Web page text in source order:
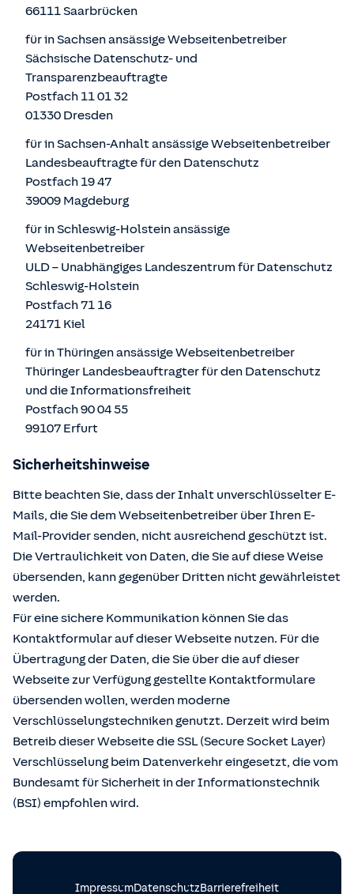
66111 Saarbrücken
für in Sachsen ansässige Webseitenbetreiber
Sächsische Datenschutz- und
Transparenzbeauftragte
Postfach 11 01 32
01330 Dresden
für in Sachsen-Anhalt ansässige Webseitenbetreiber
Landesbeauftragte für den Datenschutz
Postfach 19 47
39009 Magdeburg
für in Schleswig-Holstein ansässige
Webseitenbetreiber
ULD – Unabhängiges Landeszentrum für Datenschutz
Schleswig-Holstein
Postfach 71 16
24171 Kiel
für in Thüringen ansässige Webseitenbetreiber
Thüringer Landesbeauftragter für den Datenschutz
und die Informationsfreiheit
Postfach 90 04 55
99107 Erfurt
Sicherheitshinweise
Bitte beachten Sie, dass der Inhalt unverschlüsselter E-
Mails, die Sie dem Webseitenbetreiber über Ihren E-
Mail-Provider senden, nicht ausreichend geschützt ist.
Die Vertraulichkeit von Daten, die Sie auf diese Weise
übersenden, kann gegenüber Dritten nicht gewährleistet
werden.
Für eine sichere Kommunikation können Sie das
Kontaktformular auf dieser Webseite nutzen. Für die
Übertragung der Daten, die Sie über die auf dieser
Webseite zur Verfügung gestellte Kontaktformulare
übersenden wollen, werden moderne
Verschlüsselungstechniken genutzt. Derzeit wird beim
Betreib dieser Webseite die SSL (Secure Socket Layer)
Verschlüsselung beim Datenverkehr eingesetzt, die vom
Bundesamt für Sicherheit in der Informationstechnik
(BSI) empfohlen wird.
ImpressumDatenschutzBarrierefreiheit